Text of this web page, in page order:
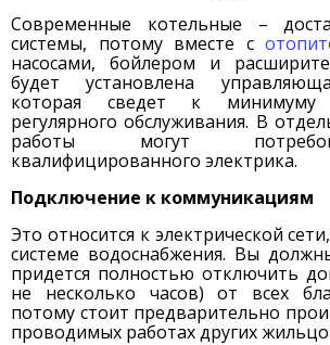
Современные котельные –
системы, потому вместе с
насосами, бойлером и
будет установлена
которая сведет к минимуму
регулярного обслуживания. В
работы могут
квалифицированного электрика.
Подключение к коммуникациям
Это относится к электрической
системе водоснабжения. Вы
придется полностью отключить
не несколько часов) от всех
потому стоит предварительно
проводимых работах других